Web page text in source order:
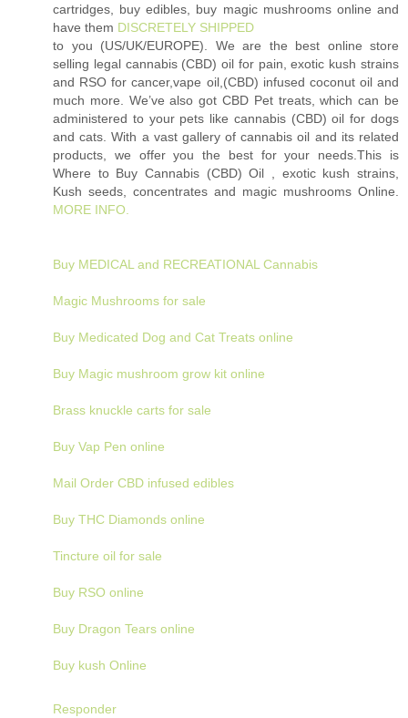
cartridges, buy edibles, buy magic mushrooms online and
have them DISCRETELY SHIPPED
to you (US/UK/EUROPE). We are the best online store
selling legal cannabis (CBD) oil for pain, exotic kush strains
and RSO for cancer,vape oil,(CBD) infused coconut oil and
much more. We’ve also got CBD Pet treats, which can be
administered to your pets like cannabis (CBD) oil for dogs
and cats. With a vast gallery of cannabis oil and its related
products, we offer you the best for your needs.This is
Where to Buy Cannabis (CBD) Oil , exotic kush strains,
Kush seeds, concentrates and magic mushrooms Online.
MORE INFO.
Buy MEDICAL and RECREATIONAL Cannabis
Magic Mushrooms for sale
Buy Medicated Dog and Cat Treats online
Buy Magic mushroom grow kit online
Brass knuckle carts for sale
Buy Vap Pen online
Mail Order CBD infused edibles
Buy THC Diamonds online
Tincture oil for sale
Buy RSO online
Buy Dragon Tears online
Buy kush Online
Responder